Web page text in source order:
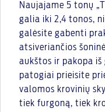
Naujajame 5 tonų
galia iki 2,4 tonos,
galėsite gabenti
atsiveriančios
aukštos ir pakopa
patogiai prieisite
valomos krovinių
tiek furgoną, tiek